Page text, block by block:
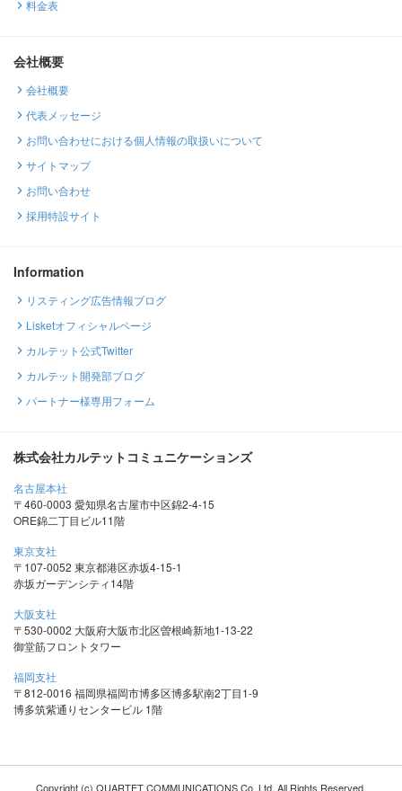
料金表
会社概要
会社概要
代表メッセージ
お問い合わせにおける個人情報の取扱いについて
サイトマップ
お問い合わせ
採用特設サイト
Information
リスティング広告情報ブログ
Lisketオフィシャルページ
カルテット公式Twitter
カルテット開発部ブログ
パートナー様専用フォーム
株式会社カルテットコミュニケーションズ
名古屋本社
〒460-0003 愛知県名古屋市中区錦2-4-15
ORE錦二丁目ビル11階
東京支社
〒107-0052 東京都港区赤坂4-15-1
赤坂ガーデンシティ14階
大阪支社
〒530-0002 大阪府大阪市北区曽根崎新地1-13-22
御堂筋フロントタワー
福岡支社
〒812-0016 福岡県福岡市博多区博多駅南2丁目1-9
博多筑紫通りセンタービル 1階
Copyright (c) QUARTET COMMUNICATIONS Co.,Ltd. All Rights Reserved.